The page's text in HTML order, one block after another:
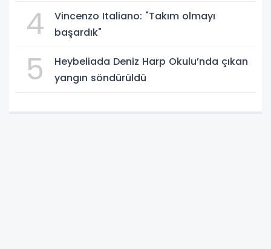
4
Vincenzo Italiano: "Takım olmayı
başardık"
5
Heybeliada Deniz Harp Okulu’nda çıkan
yangın söndürüldü